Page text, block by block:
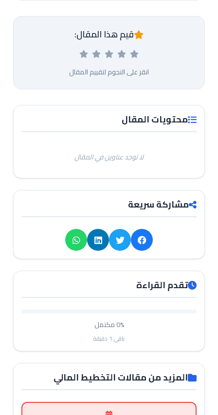
قيم هذا المقال:
انقر على النجوم لتقييم المقال
محتويات المقال
لا توجد عناوين في المقال
مشاركة سريعة
تقدم القراءة
0%مكتمل
باقي 1 دقيقة
المزيد من مقالات التخطيط المالي